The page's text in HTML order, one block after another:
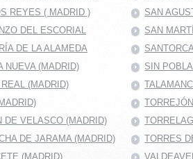
REYES ( MADRID )
SAN
DEL ESCORIAL
SAN
DE LA ALAMEDA
NUEVA (MADRID)
SIN
(MADRID)
DE VELASCO (MADRID)
DE JARAMA (MADRID)
TORRES
(MADRID)